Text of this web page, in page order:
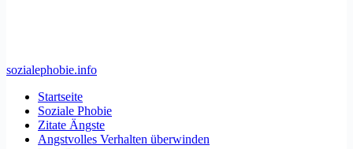
sozialephobie.info
Startseite
Soziale Phobie
Zitate Ängste
Angstvolles Verhalten überwinden